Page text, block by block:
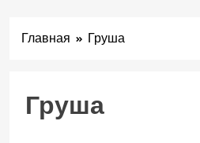
Главная Груша
Груша